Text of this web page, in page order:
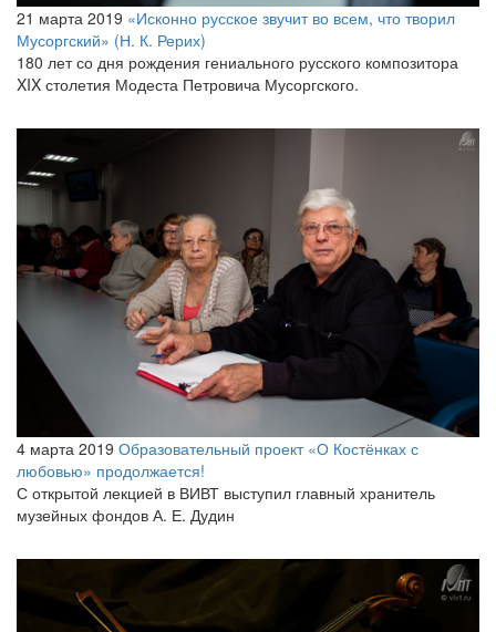
21 марта 2019 «Исконно русское звучит во всем, что творил
Мусоргский» (Н. К. Рерих)
180 лет со дня рождения гениального русского композитора
XIX столетия Модеста Петровича Мусоргского.
4 марта 2019 Образовательный проект «О Костёнках с
любовью» продолжается!
С открытой лекцией в ВИВТ выступил главный хранитель
музейных фондов А. Е. Дудин